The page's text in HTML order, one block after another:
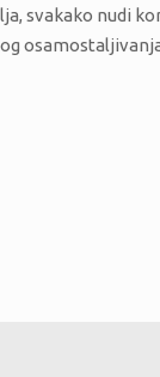
svakako nudi